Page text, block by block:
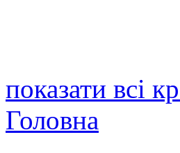
показати всі
Головна